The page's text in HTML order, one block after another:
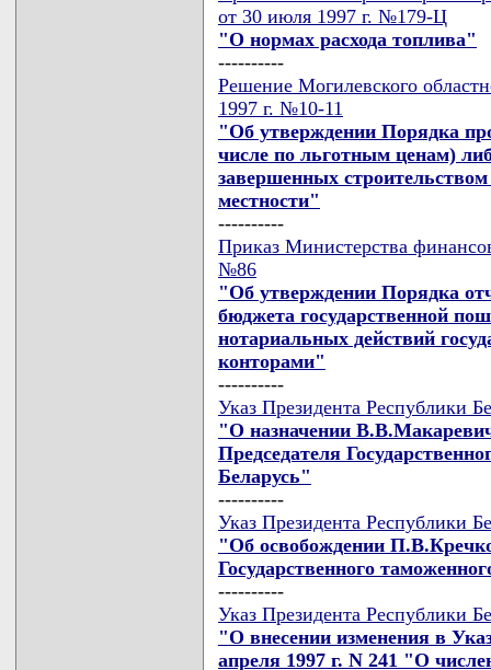
от 30 июля 1997 г. №179-Ц
"О нормах расхода топлива"
----------
Решение Могилевского
1997 г. №10-11
"Об утверждении Порядка
числе по льготным ценам)
завершенных
местности"
----------
Приказ Министерства
№86
"Об утверждении Порядка
бюджета государственной
нотариальных действий
конторами"
----------
Указ Президента Республики
"О назначении
Председателя
Беларусь"
----------
Указ Президента Республики
"Об освобождении
Государственного
----------
Указ Президента Республики
"О внесении изменения в
апреля 1997 г. N 241 "О